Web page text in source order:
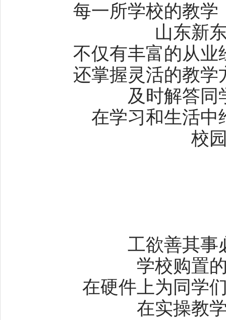
每一所学校的教学
山东新
不仅有丰富的从业
还掌握灵活的教学
及时解答同
在学习和生活中
校
工欲善其事
学校购置
在硬件上为同学
在实操教